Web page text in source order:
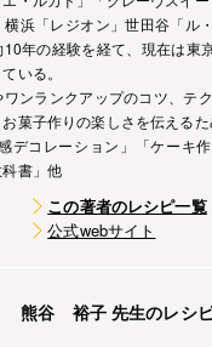
浜「レジオン」世田谷「ル
年の経験を経て、現在は東
いる。
ンランクアップのコツ、テ
菓子作りの楽しさを伝えるた
デコレーション」「ケーキ
書」他
この著者のレシピ一覧
公式webサイト
熊谷 裕子 先生のレシ